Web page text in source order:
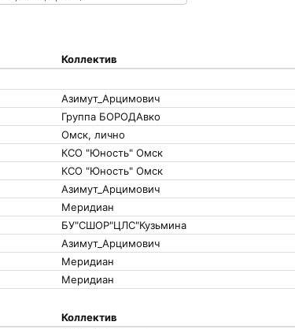
Коллектив
Азимут_Арцимович
Группа БОРОДАвко
Омск, лично
КСО "Юность" Омск
КСО "Юность" Омск
Азимут_Арцимович
Меридиан
БУ"СШОР"ЦЛС"Кузьмина
Азимут_Арцимович
Меридиан
Меридиан
Коллектив